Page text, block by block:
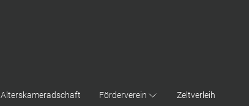
Alterskameradschaft Förderverein Zeltverleih